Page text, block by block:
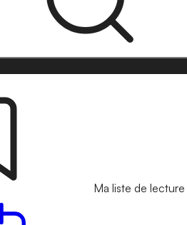
Ma liste de lecture